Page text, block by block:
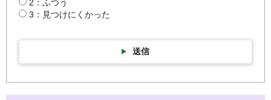
2：ふつう
3：見つけにくかった
送信